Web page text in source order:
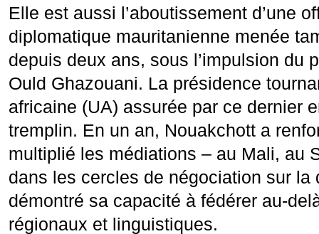
Elle est aussi l’aboutissement d’une
diplomatique mauritanienne menée
depuis deux ans, sous l’impulsion du
Ould Ghazouani. La présidence
africaine (UA) assurée par ce dernier
tremplin. En un an, Nouakchott a
multiplié les médiations – au Mali, au
dans les cercles de négociation sur la
démontré sa capacité à fédérer au-
régionaux et linguistiques.